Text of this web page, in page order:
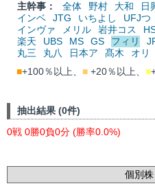
主幹事：
全体 野村 大和 日
インベ
JTG いちよし UFJつ
インヴァ
メリル 岩井コス
楽天
UBS MS GS フィリ
丸三
丸八 日本ア 髙木 オリ
■+100％以上、 ■ +20％以上、 ■
抽出結果 (0件)
0戦 0勝0負0分 (勝率0.0%)
個別株